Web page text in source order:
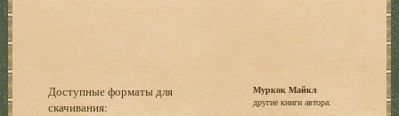
Доступные форматы для
скачивания:
Муркок Майкл
другие книги автора: